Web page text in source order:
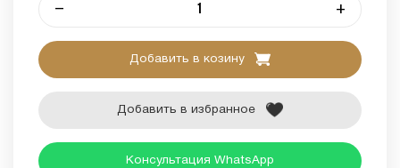
– +
Добавить в козину
Добавить в избранное
Консультация WhatsApp